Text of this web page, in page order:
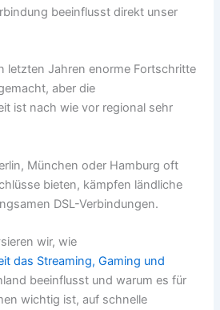
beeinflusst direkt unser
letzten Jahren enorme Fortschritte
aber die
ist nach wie vor regional sehr
München oder Hamburg oft
bieten, kämpfen ländliche
DSL-Verbindungen.
wir, wie
das Streaming, Gaming und
beeinflusst und warum es für
wichtig ist, auf schnelle